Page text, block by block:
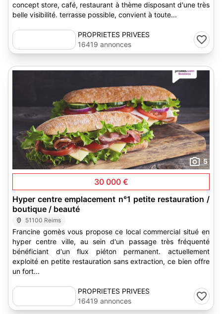
concept store, café, restaurant à thème disposant d'une très
belle visibilité. terrasse possible, convient à toute...
PROPRIETES PRIVEES
16419 annonces
5
30 000 €
Hyper centre emplacement n°1 petite restauration /
boutique / beauté
51100 Reims
Francine gomès vous propose ce local commercial situé en
hyper centre ville, au sein d'un passage très fréquenté
bénéficiant d'un flux piéton permanent. actuellement
exploité en petite restauration sans extraction, ce bien offre
un fort...
PROPRIETES PRIVEES
16419 annonces